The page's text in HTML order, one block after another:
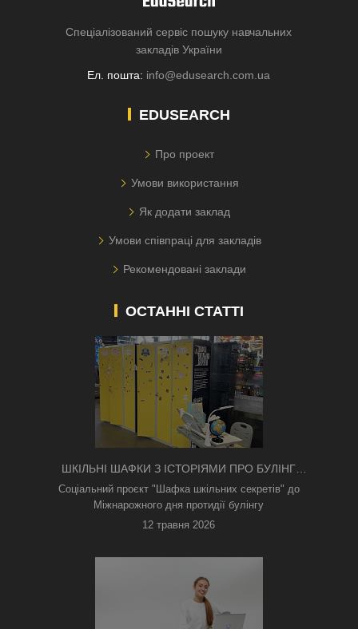
Спеціалізований сервіс пошуку навчальних
закладів України
Ел. пошта: info@edusearch.com.ua
EDUSEARCH
Про проект
Умови використання
Як додати заклад
Умови співпраці для закладів
Рекомендовані заклади
ОСТАННІ СТАТТІ
ШКІЛЬНІ ШАФКИ З ІСТОРІЯМИ ПРО БУЛІНГ
З'ЯВИЛИСЯ В КИЄВІ
Соціальний проєкт "Шафка шкільних секретів" до
Міжнарожного дня протидії булінгу
12 травня 2026